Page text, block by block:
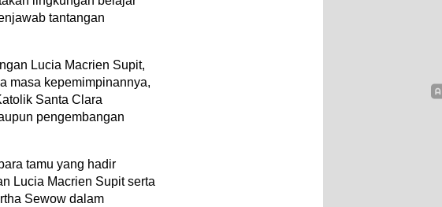
tantangan
Lucia Macrien Supit,
masa kepemimpinannya,
Santa Clara
pengembangan
tamu yang hadir
Lucia Macrien Supit serta
Sewow dalam